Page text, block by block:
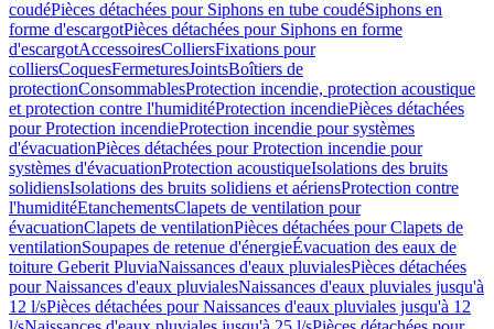
coudéPièces détachées pour Siphons en tube coudéSiphons en
forme d'escargotPièces détachées pour Siphons en forme
d'escargotAccessoiresColliersFixations pour
colliersCoquesFermeturesJointsBoîtiers de
protectionConsommablesProtection incendie, protection acoustique
et protection contre l'humiditéProtection incendiePièces détachées
pour Protection incendieProtection incendie pour systèmes
d'évacuationPièces détachées pour Protection incendie pour
systèmes d'évacuationProtection acoustiqueIsolations des bruits
solidiensIsolations des bruits solidiens et aériensProtection contre
l'humiditéEtanchementsClapets de ventilation pour
évacuationClapets de ventilationPièces détachées pour Clapets de
ventilationSoupapes de retenue d'énergieÉvacuation des eaux de
toiture Geberit PluviaNaissances d'eaux pluvialesPièces détachées
pour Naissances d'eaux pluvialesNaissances d'eaux pluviales jusqu'à
12 l/sPièces détachées pour Naissances d'eaux pluviales jusqu'à 12